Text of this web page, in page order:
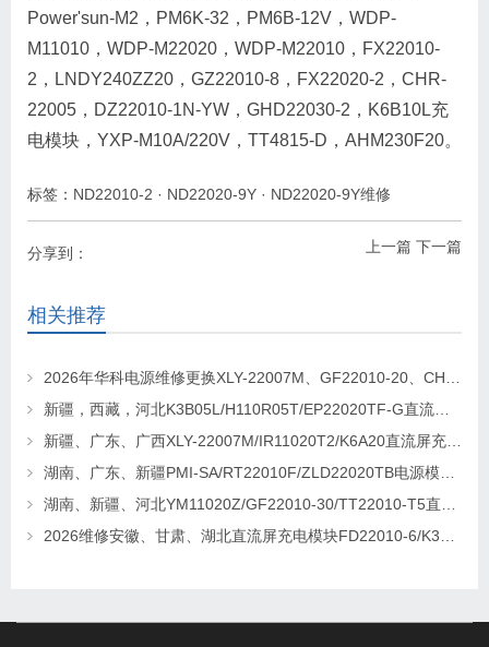
Power'sun-M2，PM6K-32，PM6B-12V，WDP-
M11010，WDP-M22020，WDP-M22010，FX22010-
2，LNDY240ZZ20，GZ22010-8，FX22020-2，CHR-
22005，DZ22010-1N-YW，GHD22030-2，K6B10L充
电模块，YXP-M10A/220V，TT4815-D，AHM230F20。
标签： ND22010-2 · ND22020-9Y · ND22020-9Y维修
上一篇 下一篇
分享到：
相关推荐